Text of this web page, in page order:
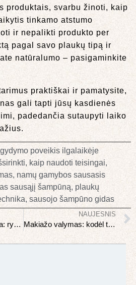
produktais, svarbu žinoti, kaip
tinkamo atstumo
ir nepalikti produkto per
pagal savo plaukų tipą ir
natūralumo – pasigaminkite
praktiškai ir pamatysite,
gali tapti jūsų kasdienės
padedančia sutaupyti laiko
gydymo poveikis ilgalaikėje
, kaip naudoti teisingai,
, namų gamybos sausasis
sausąjį šampūną, plaukų
, sausojo šampūno gidas
Odos priežiūros rutina: rytinė vs vakarinė – ką tepti ir kokia tvarka
NAUJESNIS
Makiažo valymas: kodėl tai svarbiausias odos priežiūros žingsnis